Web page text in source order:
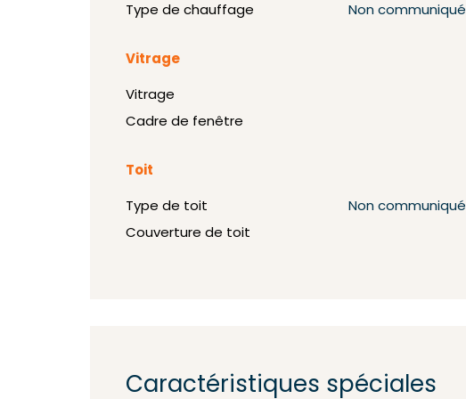
Type de chauffage Non communiqué
Vitrage
Vitrage
Cadre de fenêtre
Toit
Type de toit
Non communiqué
Couverture de toit
Caractéristiques spéciales